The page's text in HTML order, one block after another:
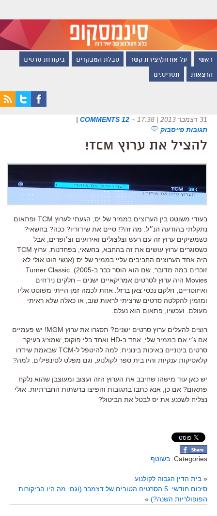
ראשי על אודות/יצירת קשר טבלת המבקרים ביקורות סרטים
הרצאות תסריט.ים
31 דצמבר 2013 | 17:38 ~
12 COMMENTS
|
תגובות פייסבוק
להציל את ערוץ TCM!
בעודי משוטט בין הערוצים בממיר של יס, הגעתי לערוץ TCM ופתאום
נתקלתי בהודעה הנ״ל. מה זה?! סיים את שידוריו? ככה? בחשאי?
כשמשיקים ערוץ זה עם רעש וצלצולים ואירועים וצ׳ופרים, אבל
כשסוגרים ערוץ עושים את זה בהחבא, בחשאי, בפחדנות. ערוץ TCM
היה אחד הערוצים החביבים עליי בממיר של יס (אנשי הוט אולי לא
זוכרים במה מדובר, שם הוא הוסר כבר ב-2005). Turner Classic
Movies היה ערוץ לסרטים אמריקאיים ישנים – חלקים נידחים
ואיזוטריים, חלקם נכסי צאן ברזל. אחת לכמה זמן הייתי משוטט אליו
ומזמין להקלטה סרטים שרציתי לראות שוב, או כאלה שלא ראיתי
מעולם. ועכשיו, פתאום הוא נעלם.
רוצים להעלים ערוץ סרטים ישנים? תסגרו את ערוץ MGM! יש פעמיים
אם.ג׳י.אם בממיר שלי, אחד ב-HD ואחד בלי פוקוס, שמציג בעיקר
סרטים בינוניים באיכות בינונית. למה להיטפל ל-TCM שבאמת שידרו
קלאסיקות ענקיות והיו בית ספר לקולנוע, וגם מפלט לסינפילים. למה?
יש כאן עוד מישהו שחיבב את הערוץ הזה ועצוב ומעוצבן שהוא נלקח
פתאום? אם כן, אנא כתבו בתגובות והפיצו ברשתות החברתיות. אולי
נצליח לשכנע את יס לבטל את הביטול?
Categories: בשוטף
« בית הדין הגבוה לקולנוע
סיכום חודשי: 5 הסרטים הטובים של דצמבר (וגם: מה היו הביקורות
הפופולריות השנה?) »